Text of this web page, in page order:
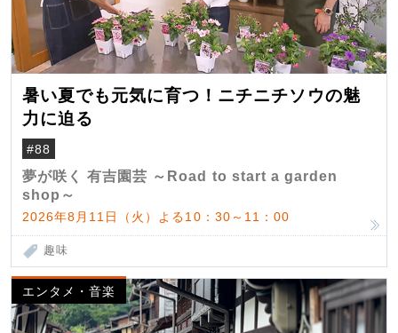
暑い夏でも元気に育つ！ニチニチソウの魅
力に迫る
#88
夢が咲く 有吉園芸 ～Road to start a garden
shop～
2026年8月11日（火）よる10：30～11：00
趣味
エンタメ・音楽